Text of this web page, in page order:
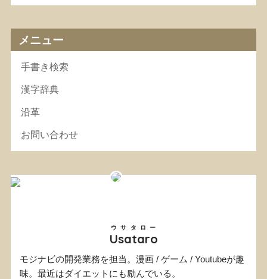
メニュー
手書き検索
漢字辞典
沿革
お問い合わせ
Usataro
ウサタロー
モジナビの開発業務を担当。漫画 / ゲーム / Youtubeが趣
味。最近はダイエットにも励んでいる。